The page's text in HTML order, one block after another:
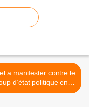
à manifester contre le
d’état politique en
Turquie >